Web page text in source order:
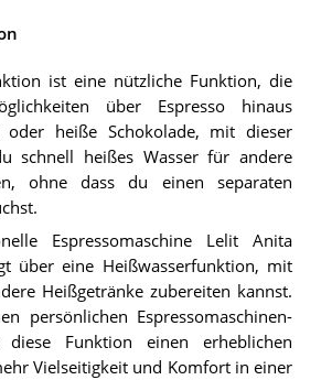
ist eine nützliche Funktion, die
über Espresso hinaus
heiße Schokolade, mit dieser
schnell heißes Wasser für andere
ohne dass du einen separaten
Espressomaschine Lelit Anita
über eine Heißwasserfunktion, mit
Heißgetränke zubereiten kannst.
persönlichen Espressomaschinen-
Funktion einen erheblichen
Vielseitigkeit und Komfort in einer